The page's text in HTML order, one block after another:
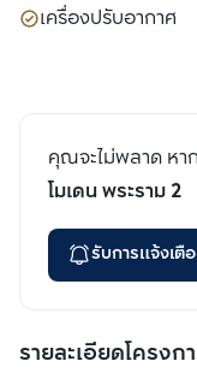
เครื่องปรับอากาศ
คุณจะไม่พลาด หา
โมเดน พระราม 2
รับการแจ้งเตื
รายละเอียดโครงก